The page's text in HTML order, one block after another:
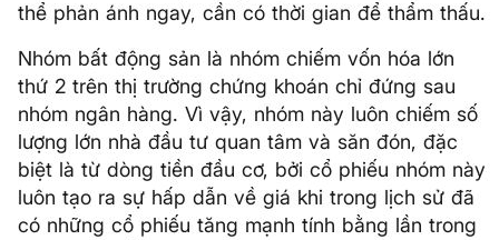
thể phản ánh ngay, cần có thời gian để thẩm thấu.
Nhóm bất động sản là nhóm chiếm vốn hóa lớn
thứ 2 trên thị trường chứng khoán chỉ đứng sau
nhóm ngân hàng. Vì vậy, nhóm này luôn chiếm số
lượng lớn nhà đầu tư quan tâm và săn đón, đặc
biệt là từ dòng tiền đầu cơ, bởi cổ phiếu nhóm này
luôn tạo ra sự hấp dẫn về giá khi trong lịch sử đã
có những cổ phiếu tăng mạnh tính bằng lần trong